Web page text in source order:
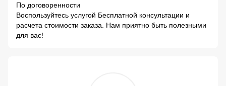
По договоренности
Воспользуйтесь услугой Бесплатной консультации и
расчета стоимости заказа. Нам приятно быть полезными
для вас!